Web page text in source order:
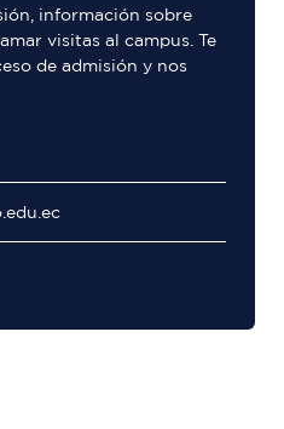
información sobre
visitas al campus. Te
de admisión y nos